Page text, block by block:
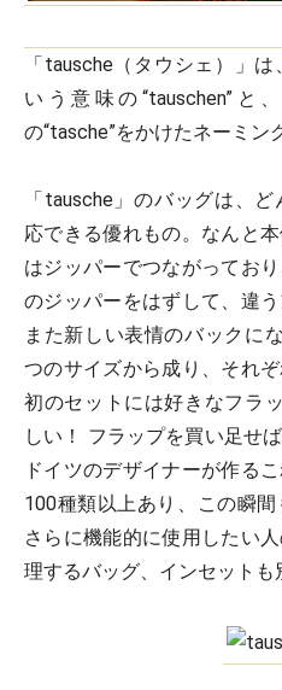
「tausche（タウシェ）」
いう意味の“tauschen”と
の“tasche”をかけたネーミン
「tausche」のバッグは、
応できる優れもの。なんと
はジッパーでつながってお
のジッパーをはずして、違
また新しい表情のバックに
つのサイズから成り、それ
初のセットには好きなフラ
しい！ フラップを買い足せ
ドイツのデザイナーが作る
100種類以上あり、この瞬間
さらに機能的に使用したい
理するバッグ、インセットも